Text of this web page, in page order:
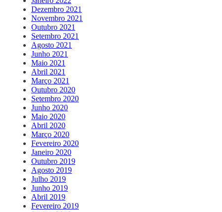
Dezembro 2021
Novembro 2021
Outubro 2021
Setembro 2021
Agosto 2021
Junho 2021
Maio 2021
Abril 2021
Março 2021
Outubro 2020
Setembro 2020
Junho 2020
Maio 2020
Abril 2020
Março 2020
Fevereiro 2020
Janeiro 2020
Outubro 2019
Agosto 2019
Julho 2019
Junho 2019
Abril 2019
Fevereiro 2019